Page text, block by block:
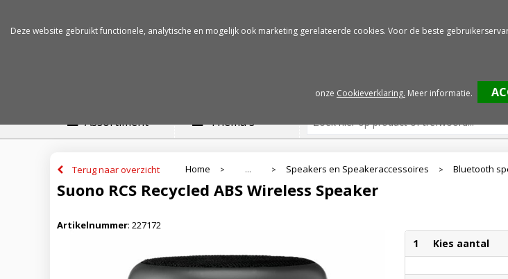
Assortiment Thema's
Terug naar overzicht Home > ... > Speakers en Speakeraccessoires > Bluetooth
Suono RCS Recycled ABS Wireless Speaker
Artikelnummer: 227172
1 Kies aantal
Deze website gebruikt functionele, analytische en mogelijk ook marketing gerelateerde cookies. Voor de beste
onze Cookieverklaring. Meer informatie.